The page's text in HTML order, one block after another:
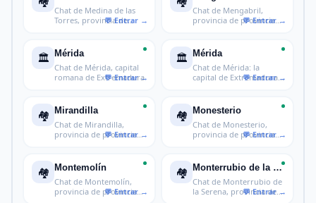
Chat de Medina de las
Torres, provincia de
Chat de Mengabril,
provincia de provincia
🏛️ Mérida
Chat de Mérida, capital
romana de Extremadura
🏛️ Mérida
Chat de Mérida: la
capital de Extremadura,
🏘️ Mirandilla
Chat de Mirandilla,
provincia de provincia
🏘️ Monesterio
Chat de Monesterio,
provincia de provincia
🏘️ Montemolín
Chat de Montemolín,
provincia de provincia
🏘️ Monterrubio de la Serena
Chat de Monterrubio de
la Serena, provincia de